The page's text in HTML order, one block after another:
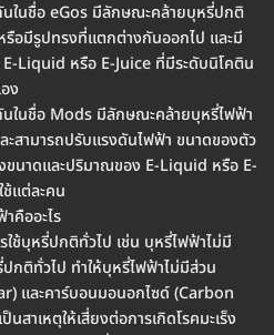
ในชื่อ eGos มีลักษณะคล้ายบุหรี่ปกติ
อมีรูปทรงที่แตกต่างกันออกไป และมี
Liquid หรือ E-Juice ที่มีระดับนิโคติน
ง
ในชื่อ Mods มีลักษณะคล้ายบุหรี่ไฟฟ้า
สามารถปรับแรงดันไฟฟ้า ขนาดของตัว
ขนาดและปริมาณของ E-Liquid หรือ E-
แต่ละคน
คืออะไร
ช้บุหรี่ปกติทั่วไป เช่น บุหรี่ไฟฟ้าไม่มี
กติทั่วไป ทำให้บุหรี่ไฟฟ้าไม่มีส่วน
และคาร์บอนมอนอกไซด์ (Carbon
าเหตุให้เสี่ยงต่อการเกิดโรคมะเร็ง